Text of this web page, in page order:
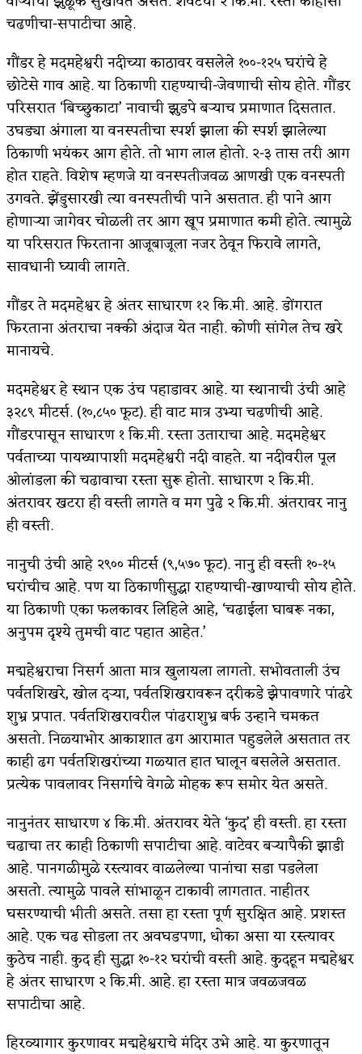
चढणीचा-सपाटीचा आहे.
गौंडर हे मदमहेश्वरी नदीच्या काठावर वसलेले १००-१२५ घरांचे हे
छोटेसे गाव आहे. या ठिकाणी राहण्याची-जेवणाची सोय होते. गौंडर
परिसरात ‘बिच्छुकाटा’ नावाची झुडपे बऱ्याच प्रमाणात दिसतात.
उघड्या अंगाला या वनस्पतीचा स्पर्श झाला की स्पर्श झालेल्या
ठिकाणी भयंकर आग होते. तो भाग लाल होतो. २-३ तास तरी आग
होत राहते. विशेष म्हणजे या वनस्पतीजवळ आणखी एक वनस्पती
उगवते. झेंडुसारखी त्या वनस्पतीची पाने असतात. ही पाने आग
होणाऱ्या जागेवर चोळली तर आग खूप प्रमाणात कमी होते. त्यामुळे
या परिसरात फिरताना आजूबाजूला नजर ठेवून फिरावे लागते,
सावधानी घ्यावी लागते.
गौंडर ते मदमहेश्वर हे अंतर साधारण १२ कि.मी. आहे. डोंगरात
फिरताना अंतराचा नक्की अंदाज येत नाही. कोणी सांगेल तेच खरे
मानायचे.
मदमहेश्वर हे स्थान एक उंच पहाडावर आहे. या स्थानाची उंची आहे
३२८९ मीटर्स. (१०,८५० फूट). ही वाट मात्र उभ्या चढणीची आहे.
गौंडरपासून साधारण १ कि.मी. रस्ता उताराचा आहे. मदमहेश्वर
पर्वताच्या पायथ्यापाशी मदमहेश्वरी नदी वाहते. या नदीवरील पूल
ओलांडला की चढावाचा रस्ता सुरू होतो. साधारण २ कि.मी.
अंतरावर खटरा ही वस्ती लागते व मग पुढे २ कि.मी. अंतरावर नानु
ही वस्ती.
नानुची उंची आहे २९०० मीटर्स (९,५७० फूट). नानु ही वस्ती १०-१५
घरांचीच आहे. पण या ठिकाणीसुद्धा राहण्याची-खाण्याची सोय होते.
या ठिकाणी एका फलकावर लिहिले आहे, ‘चढाईला घाबरू नका,
अनुपम दृश्ये तुमची वाट पहात आहेत.’
मद्महेश्वराचा निसर्ग आता मात्र खुलायला लागतो. सभोवताली उंच
पर्वतशिखरे, खोल दऱ्या, पर्वतशिखरावरून दरीकडे झेपावणारे पांढरे
शुभ्र प्रपात. पर्वतशिखरावरील पांढराशुभ्र बर्फ उन्हाने चमकत
असतो. निळ्याभोर आकाशात ढग आरामात पहुडलेले असतात तर
काही ढग पर्वतशिखरांच्या गळ्यात हात घालून बसलेले असतात.
प्रत्येक पावलावर निसर्गाचे वेगळे मोहक रूप समोर येत असते.
नानुनंतर साधारण ४ कि.मी. अंतरावर येते ‘कुद’ ही वस्ती. हा रस्ता
चढाचा तर काही ठिकाणी सपाटीचा आहे. वाटेवर बऱ्यापैकी झाडी
आहे. पानगळीमुळे रस्त्यावर वाळलेल्या पानांचा सडा पडलेला
असतो. त्यामुळे पावले सांभाळून टाकावी लागतात. नाहीतर
घसरण्याची भीती असते. तसा हा रस्ता पूर्ण सुरक्षित आहे. प्रशस्त
आहे. एक चढ सोडला तर अवघडपणा, धोका असा या रस्त्यावर
कुठेच नाही. कुद ही सुद्धा १०-१२ घरांची वस्ती आहे. कुदहून मद्महेश्वर
हे अंतर साधारण २ कि.मी. आहे. हा रस्ता मात्र जवळजवळ
सपाटीचा आहे.
हिरव्यागार कुरणावर मद्महेश्वराचे मंदिर उभे आहे. या कुरणातून